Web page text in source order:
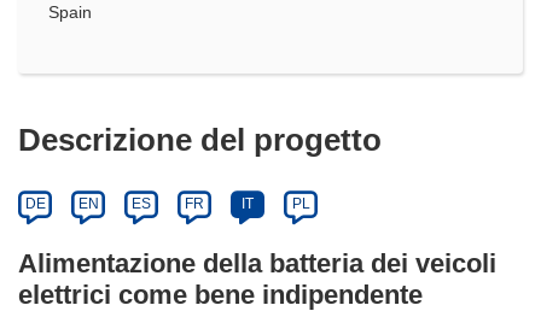
Spain
Descrizione del progetto
DE EN ES FR IT PL
Alimentazione della batteria dei veicoli
elettrici come bene indipendente